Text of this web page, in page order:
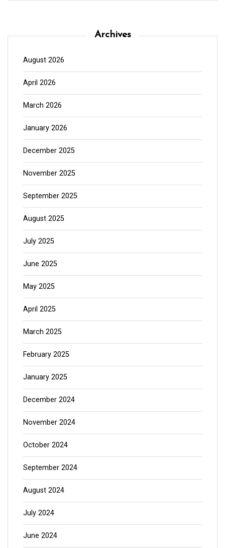
Archives
August 2026
April 2026
March 2026
January 2026
December 2025
November 2025
September 2025
August 2025
July 2025
June 2025
May 2025
April 2025
March 2025
February 2025
January 2025
December 2024
November 2024
October 2024
September 2024
August 2024
July 2024
June 2024